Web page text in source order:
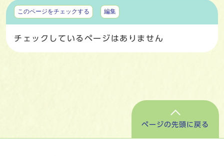
マイページ
このページをチェックする 編集
チェックしているページはありません
ページの先頭に戻る